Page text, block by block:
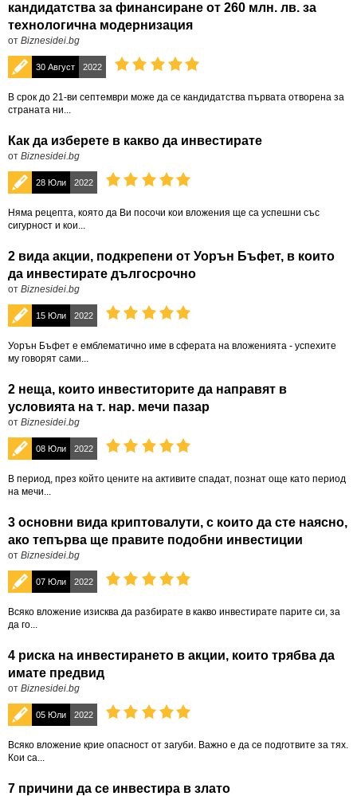
кандидатства за финансиране от 260 млн. лв. за
технологична модернизация
от Biznesidei.bg
30 Август 2022
В срок до 21-ви септември може да се кандидатства първата отворена за
страната ни...
Как да изберете в какво да инвестирате
от Biznesidei.bg
28 Юли 2022
Няма рецепта, която да Ви посочи кои вложения ще са успешни със
сигурност и кои...
2 вида акции, подкрепени от Уорън Бъфет, в които
да инвестирате дългосрочно
от Biznesidei.bg
15 Юли 2022
Уорън Бъфет е емблематично име в сферата на вложенията - успехите
му говорят сами...
2 неща, които инвеститорите да направят в
условията на т. нар. мечи пазар
от Biznesidei.bg
08 Юли 2022
В период, през който цените на активите спадат, познат още като период
на мечи...
3 основни вида криптовалути, с които да сте наясно,
ако тепърва ще правите подобни инвестиции
от Biznesidei.bg
07 Юли 2022
Всяко вложение изисква да разбирате в какво инвестирате парите си, за
да го...
4 риска на инвестирането в акции, които трябва да
имате предвид
от Biznesidei.bg
05 Юли 2022
Всяко вложение крие опасност от загуби. Важно е да се подготвите за тях.
Кои са...
7 причини да се инвестира в злато